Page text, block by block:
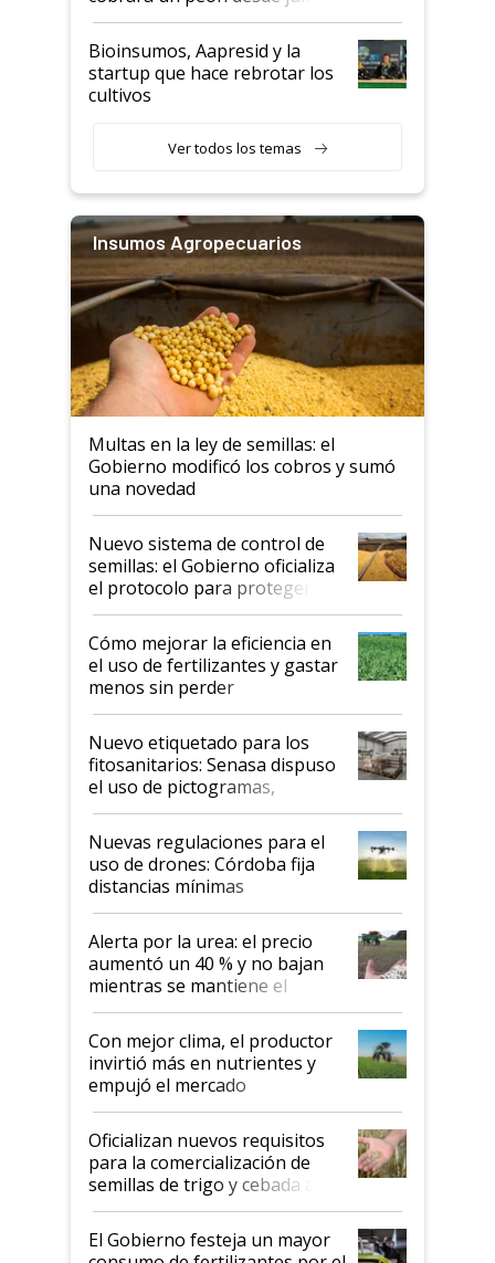
Bioinsumos, Aapresid y la
startup que hace rebrotar los
cultivos
Ver todos los temas
Insumos Agropecuarios
Multas en la ley de semillas: el
Gobierno modificó los cobros y sumó
una novedad
Nuevo sistema de control de
semillas: el Gobierno oficializa
el protocolo para proteger la
propiedad intelectual
Cómo mejorar la eficiencia en
el uso de fertilizantes y gastar
menos sin perder
productividad en la campaña
fina
Nuevo etiquetado para los
fitosanitarios: Senasa dispuso
el uso de pictogramas,
palabras de advertencia e
indicaciones
Nuevas regulaciones para el
uso de drones: Córdoba fija
distancias mínimas
Alerta por la urea: el precio
aumentó un 40 % y no bajan
mientras se mantiene el
conflicto en Medio Oriente
Con mejor clima, el productor
invirtió más en nutrientes y
empujó el mercado
Oficializan nuevos requisitos
para la comercialización de
semillas de trigo y cebada a
granel
El Gobierno festeja un mayor